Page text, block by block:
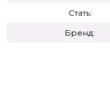
Стать:
Бренд: